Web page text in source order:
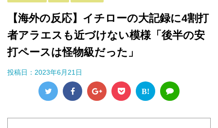
【海外の反応】イチローの大記録に4割打
者アラエスも近づけない模様「後半の安
打ペースは怪物級だった」
投稿日： 2023年6月21日
B!